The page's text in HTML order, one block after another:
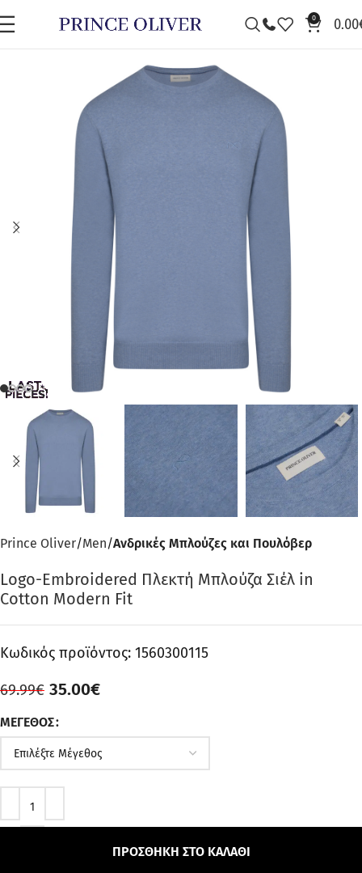
0 0.00
Prince Oliver Men Ανδρικές Μπλούζες και Πουλόβερ
Logo-Embroidered Πλεκτή Μπλούζα Σιέλ in
Cotton Modern Fit
Κωδικός προϊόντος: 1560300115
69.99€ 35.00€
ΜΈΓΕΘΟΣ
ΠΡΟΣΘΉΚΗ ΣΤΟ ΚΑΛΆΘΙ